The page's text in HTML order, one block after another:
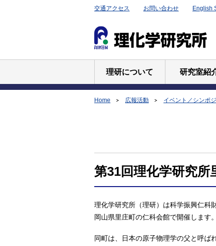
交通アクセス お問い合わせ English
理研について 研究室紹
Home 広報活動 イベント／シンポ
第31回理化学研究所
理化学研究所（理研）は科学振興仁科
岡山県里庄町の仁科会館で開催します。
同町は、日本の原子物理学の父と呼ば